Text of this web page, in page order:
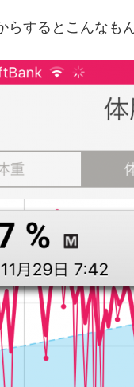
らするとこんなも